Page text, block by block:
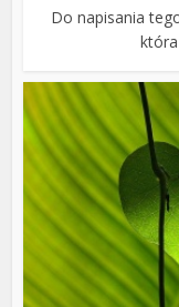
Do napisania